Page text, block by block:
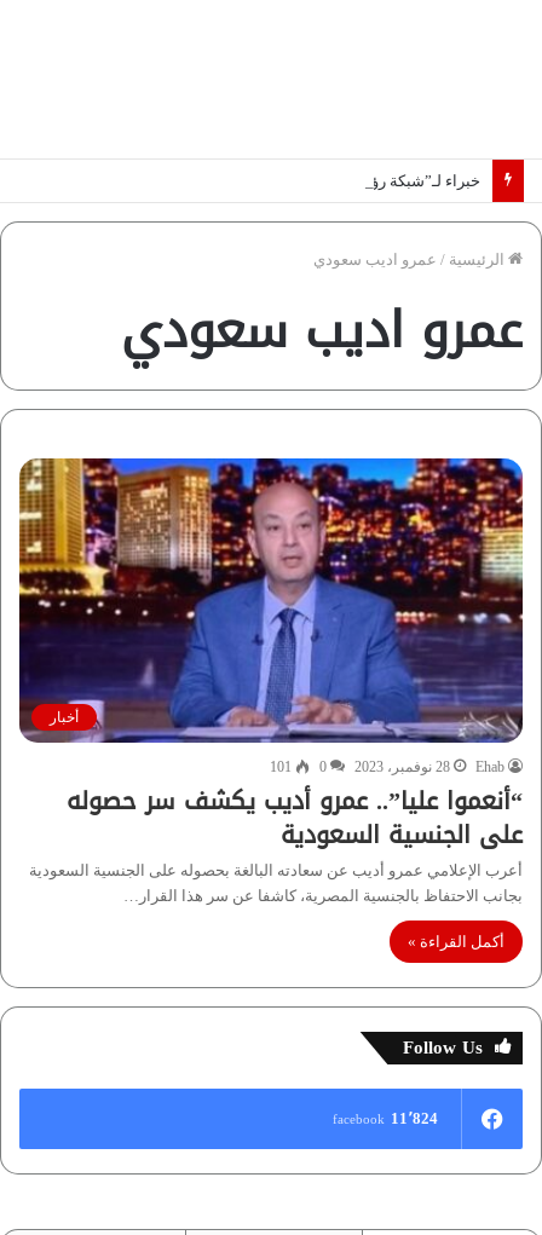
خبراء لـ”شبكة رؤية”: «اتفاق مكة» يغيّر قواعد اللعبة بالشرق الأوسط
الرئيسية / عمرو اديب سعودي
عمرو اديب سعودي
أخبار
Ehab 28 نوفمبر، 2023 0
101
“أنعموا عليا”.. عمرو أديب يكشف سر حصوله
على الجنسية السعودية
أعرب الإعلامي عمرو أديب عن سعادته البالغة بحصوله على الجنسية السعودية
بجانب الاحتفاظ بالجنسية المصرية، كاشفا عن سر هذا القرار…
أكمل القراءة »
Follow Us
11٬824 facebook